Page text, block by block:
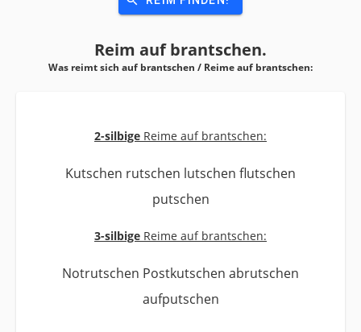
Reim aufbrantschen.
Was reimt sich auf brantschen / Reime auf brantschen:
2-silbige Reime auf brantschen:
Kutschen rutschen lutschen flutschen
putschen
3-silbige Reime auf brantschen:
Notrutschen Postkutschen abrutschen
aufputschen